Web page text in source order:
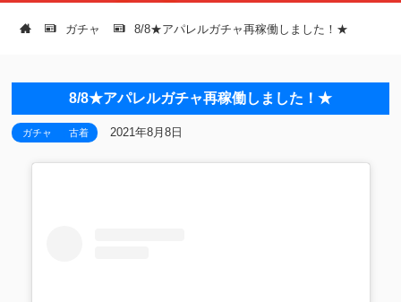
ガチャ 8/8★アパレルガチャ再稼働しました！★
8/8★アパレルガチャ再稼働しました！★
ガチャ 古着 2021年8月8日